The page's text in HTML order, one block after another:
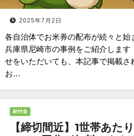
2025年7月2日
各自治体でお米券の配布が続々と始
兵庫県尼崎市の事例をご紹介します
せをいただいても、本記事で掲載さ
お…
給付金
【締切間近】1世帯あた